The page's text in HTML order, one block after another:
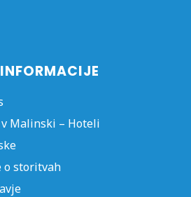
Malinski – Hoteli
o storitvah